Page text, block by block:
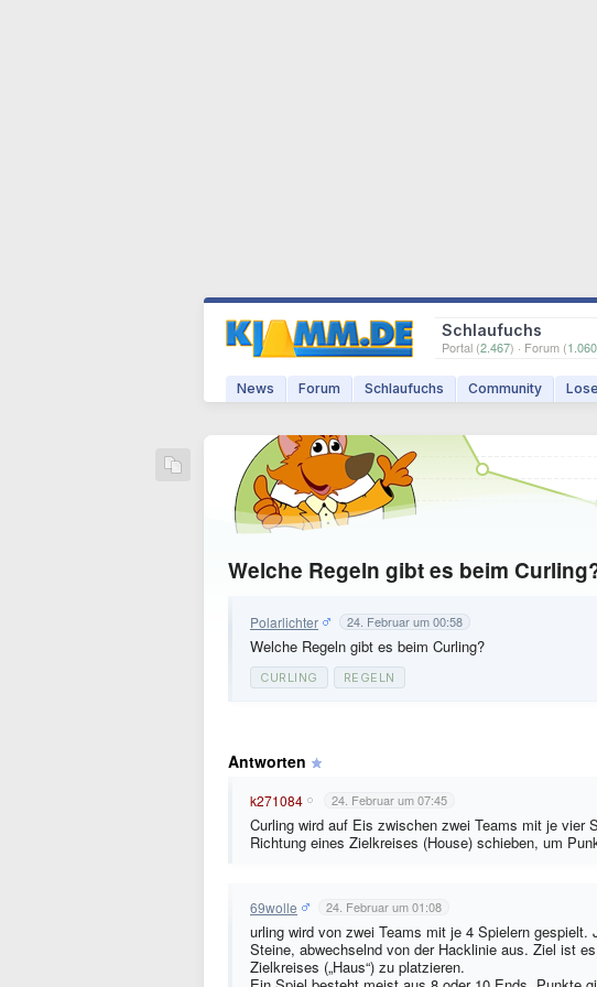
Schlaufuchs
Portal (2.467) · Forum (1.060
News Forum Schlaufuchs Community Lose
Welche Regeln gibt es beim
Polarlichter 24. Februar um 00:58
Welche Regeln gibt es beim Curling?
CURLING REGELN
Antworten
k271084 24. Februar um 07:45
Curling wird auf Eis zwischen zwei Teams mit je vier
Richtung eines Zielkreises (House) schieben, um
69wolle 24. Februar um 01:08
urling wird von zwei Teams mit je 4 Spielern
Steine, abwechselnd von der Hacklinie aus. Ziel ist
Zielkreises („Haus“) zu platzieren.